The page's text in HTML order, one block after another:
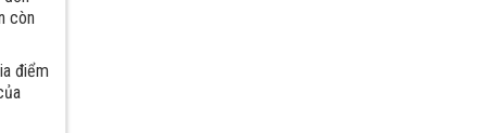
còn
điểm